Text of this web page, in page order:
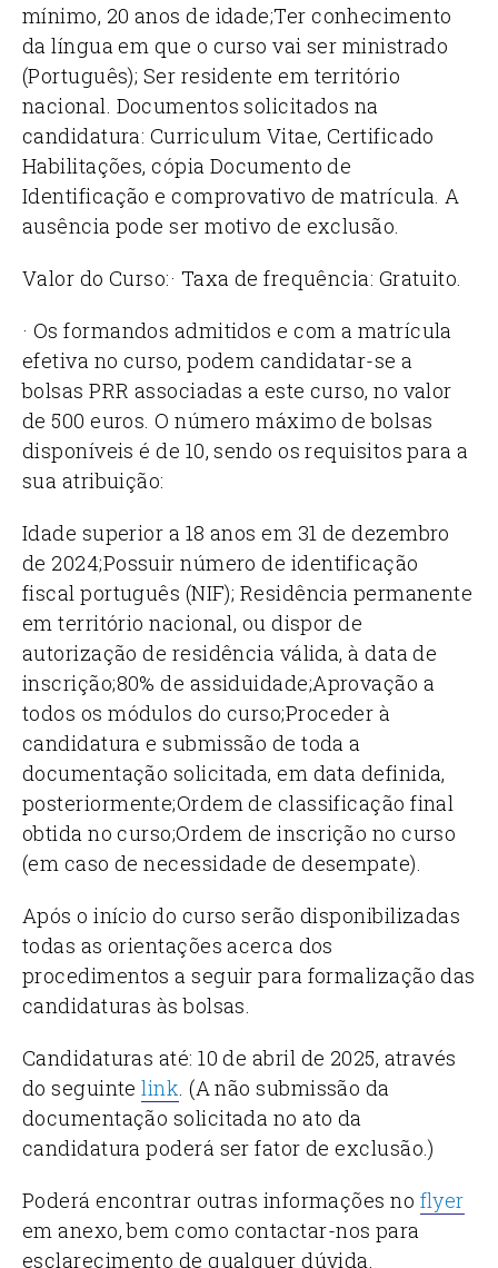
mínimo, 20 anos de idade;Ter conhecimento
da língua em que o curso vai ser ministrado
(Português); Ser residente em território
nacional. Documentos solicitados na
candidatura: Curriculum Vitae, Certificado
Habilitações, cópia Documento de
Identificação e comprovativo de matrícula. A
ausência pode ser motivo de exclusão.
Valor do Curso:· Taxa de frequência: Gratuito.
· Os formandos admitidos e com a matrícula
efetiva no curso, podem candidatar-se a
bolsas PRR associadas a este curso, no valor
de 500 euros. O número máximo de bolsas
disponíveis é de 10, sendo os requisitos para a
sua atribuição:
Idade superior a 18 anos em 31 de dezembro
de 2024;Possuir número de identificação
fiscal português (NIF); Residência permanente
em território nacional, ou dispor de
autorização de residência válida, à data de
inscrição;80% de assiduidade;Aprovação a
todos os módulos do curso;Proceder à
candidatura e submissão de toda a
documentação solicitada, em data definida,
posteriormente;Ordem de classificação final
obtida no curso;Ordem de inscrição no curso
(em caso de necessidade de desempate).
Após o início do curso serão disponibilizadas
todas as orientações acerca dos
procedimentos a seguir para formalização das
candidaturas às bolsas.
Candidaturas até:10 de abril de 2025, através
do seguintelink . (A não submissão da
documentação solicitada no ato da
candidatura poderá ser fator de exclusão.)
Poderá encontrar outras informações no flyer
em anexo, bem como contactar-nos para
esclarecimento de qualquer dúvida.